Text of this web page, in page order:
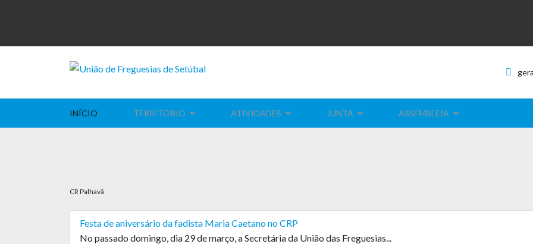
INÍCIO TERRITÓRIO ATIVIDADES JUNTA ASSEMBLEIA
CR Palhavã
Festa de aniversário da fadista Maria Caetano no CRP
No passado domingo, dia 29 de março, a Secretária da União das Freguesias...